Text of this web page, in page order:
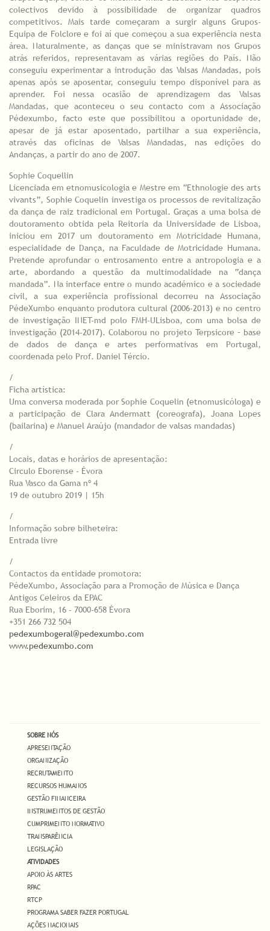
colectivos devido à possibilidade de organizar quadros
competitivos. Mais tarde começaram a surgir alguns Grupos-
Equipa de Folclore e foi aí que começou a sua experiência nesta
área. Naturalmente, as danças que se ministravam nos Grupos
atrás referidos, representavam as várias regiões do País. Não
conseguiu experimentar a introdução das Valsas Mandadas, pois
apenas após se aposentar, conseguiu tempo disponível para as
aprender. Foi nessa ocasião de aprendizagem das Valsas
Mandadas, que aconteceu o seu contacto com a Associação
Pédexumbo, facto este que possibilitou a oportunidade de,
apesar de já estar aposentado, partilhar a sua experiência,
através das oficinas de Valsas Mandadas, nas edições do
Andanças, a partir do ano de 2007.
Sophie Coquellin
Licenciada em etnomusicologia e Mestre em “Ethnologie des arts
vivants”, Sophie Coquelin investiga os processos de revitalização
da dança de raiz tradicional em Portugal. Graças a uma bolsa de
doutoramento obtida pela Reitoria da Universidade de Lisboa,
iniciou em 2017 um doutoramento em Motricidade Humana,
especialidade de Dança, na Faculdade de Motricidade Humana.
Pretende aprofundar o entrosamento entre a antropologia e a
arte, abordando a questão da multimodalidade na “dança
mandada”. Na interface entre o mundo académico e a sociedade
civil, a sua experiência profissional decorreu na Associação
PédeXumbo enquanto produtora cultural (2006-2013) e no centro
de investigação INET-md polo FMH-ULisboa, com uma bolsa de
investigação (2014-2017). Colaborou no projeto Terpsicore – base
de dados de dança e artes performativas em Portugal,
coordenada pelo Prof. Daniel Tércio.
/
Ficha artística:
Uma conversa moderada por Sophie Coquelin (etnomusicóloga) e
a participação de Clara Andermatt (coreografa), Joana Lopes
(bailarina) e Manuel Araújo (mandador de valsas mandadas)
/
Locais, datas e horários de apresentação:
Circulo Eborense - Évora
Rua Vasco da Gama nº 4
19 de outubro 2019 | 15h
/
Informação sobre bilheteira:
Entrada livre
/
Contactos da entidade promotora:
PédeXumbo, Associação para a Promoção de Música e Dança
Antigos Celeiros da EPAC
Rua Eborim, 16 - 7000-658 Évora
+351 266 732 504
pedexumbogeral@pedexumbo.com
www.pedexumbo.com
SOBRE NÓS
APRESENTAÇÃO
ORGANIZAÇÃO
RECRUTAMENTO
RECURSOS HUMANOS
GESTÃO FINANCEIRA
INSTRUMENTOS DE GESTÃO
CUMPRIMENTO NORMATIVO
TRANSPARÊNCIA
LEGISLAÇÃO
ATIVIDADES
APOIO ÀS ARTES
RPAC
RTCP
PROGRAMA SABER FAZER PORTUGAL
AÇÕES NACIONAIS